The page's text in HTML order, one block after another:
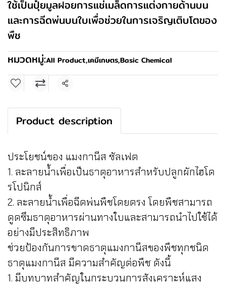
ใช้เป็นปุ๋ยมูลฝอยการแช่เมล็ดการแต่งกายด้านบน
และการฉีดพ่นบนใบเพื่อช่วยในการเจริญเติบโตของ
พืช
หมวดหมู่:All Product,เคมีเกษตร,Basic Chemical
แชร์
Product description
ประโยชน์ของ แมงกานีส ซัลเฟต
1. ละลายน้ำเพื่อเป็นธาตุอาหารสำหรับปลูกผักไฮโด
รโปนิกส์
2. ละลายน้ำเพื่อฉีดพ่นพืชโดยตรง โดยพืชสามารถ
ดูดซึมธาตุอาหารผ่านทางใบและสามารถนำไปใช้ได้
อย่างมีประสิทธิภาพ
ช่วยป้องกันการขาดธาตุแมงกานีสของพืชทุกชนิด
ธาตุแมงกานีส มีความสำคัญต่อพืช ดังนี้
1. มีบทบาทสำคัญในกระบวนการสังเคราะห์แสง